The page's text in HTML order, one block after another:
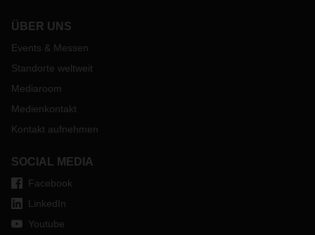
ÜBER UNS
Events & Messen
Standorte weltweit
Mediaroom
Medienkontakt
Kontakt aufnehmen
SOCIAL MEDIA
Facebook
LinkedIn
Youtube